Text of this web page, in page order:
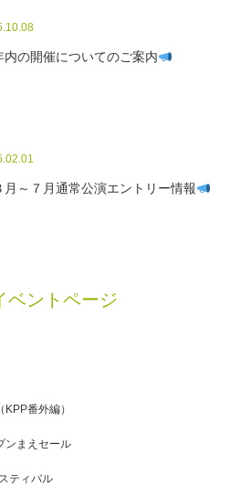
内の開催についてのご案内
月～７月通常公演エントリー情報
ベントページ
番外編）
ンまえセール
ティバル